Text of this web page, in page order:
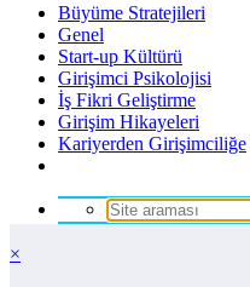
Büyüme Stratejileri
Genel
Start-up Kültürü
Girişimci Psikolojisi
İş Fikri Geliştirme
Girişim Hikayeleri
Kariyerden Girişimciliğe
×